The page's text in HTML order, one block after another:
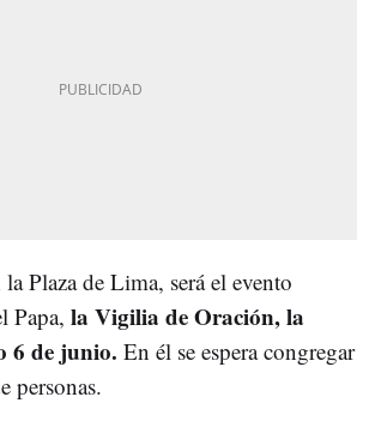
Plaza de Lima, será el evento
Papa, la Vigilia de Oración, la
6 de junio. En él se espera congregar
personas.